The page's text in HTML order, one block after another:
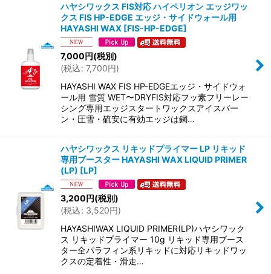
ハヤシワックス FIS対応 ハイペリオン エッジワッ
クス FIS HP-EDGE エッジ・サイドウォール用
HAYASHI WAX [FIS-HP-EDGE]
7,000円(税別)
(税込: 7,700円)
HAYASHI WAX FIS HP-EDGEエッジ・サイドウォ
ール用 雪質 WET〜DRYFIS対応フッ素フリーレー
シング専用エッジスタートワックスアイスバー
ン・圧雪・硫安に有効エッジは鋼…
ハヤシワックス リキッドプライマー LP リキッド
専用ブースター HAYASHI WAX LIQUID PRIMER
(LP) [LP]
3,200円(税別)
(税込: 3,520円)
HAYASHIWAX LIQUID PRIMER(LP)ハヤシワック
ス リキッドプライマー 10g リキッド専用ブース
ター全パラフィン系リキッドに対応リキッドワッ
クスの定着性・滑走…